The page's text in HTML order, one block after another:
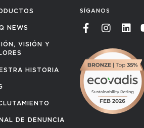
NEWS
VISIÓN Y
HISTORIA
DE DENUNCIA
SÍGANOS